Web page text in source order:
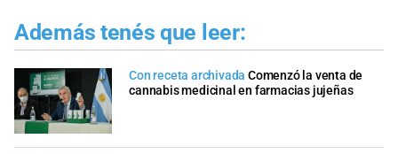
Además tenés que leer:
Con receta archivada Comenzó la venta de
cannabis medicinal en farmacias jujeñas